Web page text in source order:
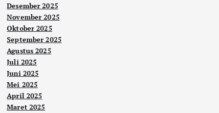
Desember 2025
November 2025
Oktober 2025
September 2025
Agustus 2025
Juli 2025
Juni 2025
Mei 2025
April 2025
Maret 2025